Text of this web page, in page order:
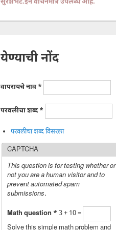
सुरेशभट.इन वाचनमात्र उपलब्ध आहे.
येण्याची नोंद
वापरायचे नाव *
परवलीचा शब्द*
परवलीचा शब्द विसरला
CAPTCHA
This question is for testing whether or
not you are a human visitor and to
prevent automated spam
submissions.
Math question * 3 + 10 =
Solve this simple math problem and